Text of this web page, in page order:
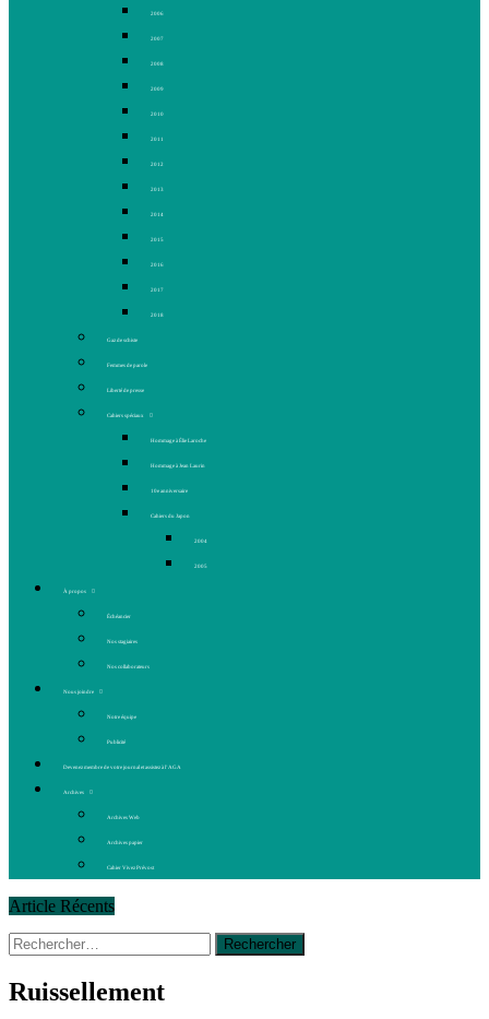
2006
2007
2008
2009
2010
2011
2012
2013
2014
2015
2016
2017
2018
Gaz de schiste
Femmes de parole
Liberté de presse
Cahiers spéciaux
Hommage à Élie Laroche
Hommage à Jean Laurin
10e anniversaire
Cahiers du Japon
2004
2005
À propos
Échéancier
Nos stagiaires
Nos collaborateurs
Nous joindre
Notre équipe
Publicité
Devenez membre de votre journal et assistez à l’AGA
Archives
Archives Web
Archives papier
Cahier Vivez Prévost
Article Récents
14 octobre 2015
La course de boîtes à savon du club
Le rendez-vous des bolides
30 juin 2015 | Fantaisie et créativité en mode jeunesse
Rechercher :
Ruissellement